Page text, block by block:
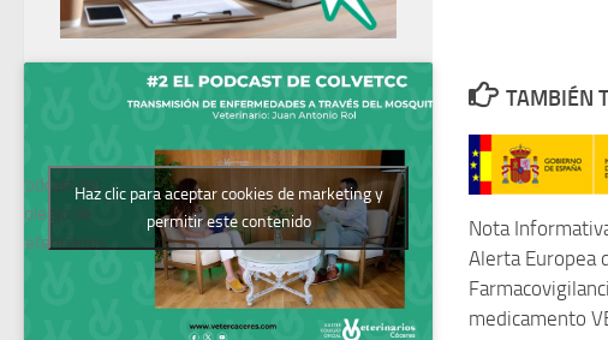
TAMBIÉN
Nota
Alerta Europea
medicamento
Podcast del
Colegio de
Veterinarios
Haz clic para aceptar cookies de marketing y
permitir este contenido